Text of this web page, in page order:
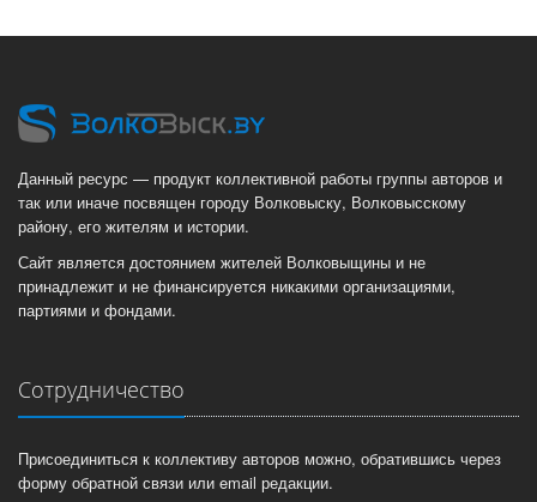
Данный ресурс — продукт коллективной работы группы авторов и
так или иначе посвящен городу Волковыску, Волковысскому
району, его жителям и истории.
Сайт является достоянием жителей Волковыщины и не
принадлежит и не финансируется никакими организациями,
партиями и фондами.
Сотрудничество
Присоединиться к коллективу авторов можно, обратившись через
форму обратной связи или email редакции.